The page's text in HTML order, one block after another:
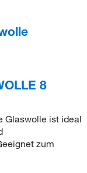
8
Glaswolle ist ideal
zum